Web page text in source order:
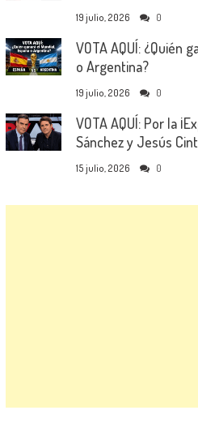
19 julio, 2026 0
VOTA AQUÍ: ¿Quién
o Argentina?
19 julio, 2026 0
VOTA AQUÍ: Por la
Sánchez y Jesús
15 julio, 2026 0